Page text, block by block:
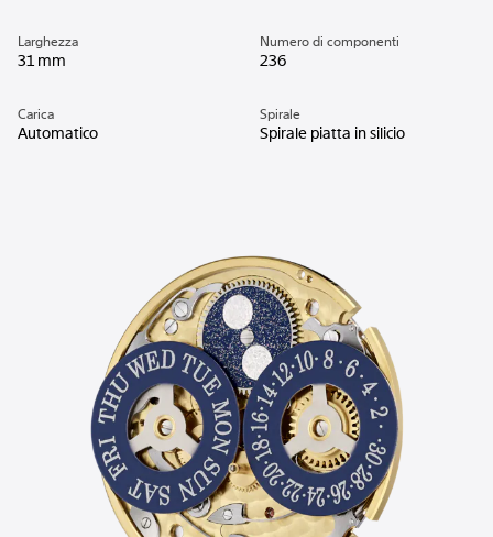
Larghezza
31 mm
Numero di componenti
236
Carica
Automatico
Spirale
Spirale piatta in silicio